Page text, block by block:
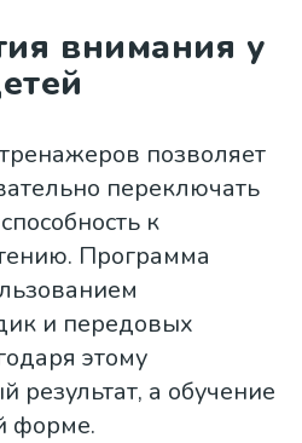
внимания у
позволяет
переключать
к
Программа
и передовых
этому
результат, а обучение
форме.